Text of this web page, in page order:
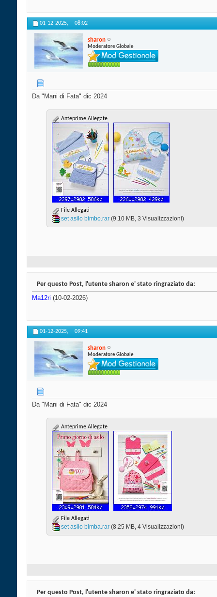
01-12-2025, 08:02
sharon
Moderatore Globale
Da "Mani di Fata" dic 2024
Anteprime Allegate
File Allegati
set asilo bimbo.rar‎ (9.10 MB, 3 Visualizzazioni)
Per questo Post, l'utente sharon e' stato ringraziato da:
Ma12ri (10-02-2026)
01-12-2025, 09:41
sharon
Moderatore Globale
Da "Mani di Fata" dic 2024
Anteprime Allegate
File Allegati
set asilo bimba.rar‎ (8.25 MB, 4 Visualizzazioni)
Per questo Post, l'utente sharon e' stato ringraziato da: